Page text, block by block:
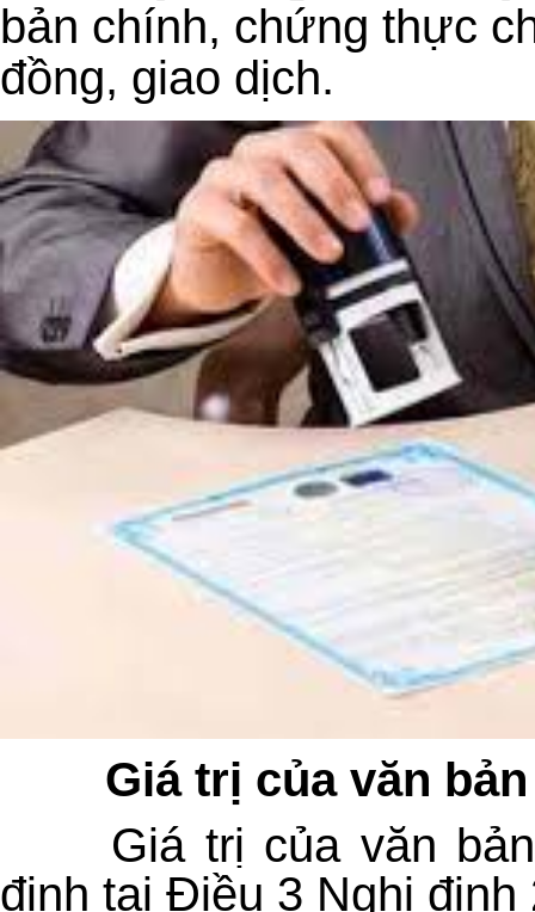
bản chính, chứng thực
đồng, giao dịch.
Giá trị của văn
Giá trị của văn
định tại Điều 3 Nghị